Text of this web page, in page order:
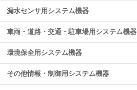
漏水センサ用システム機器
車両・道路・交通・駐車場用システム機器
環境保全用システム機器
その他情報・制御用システム機器